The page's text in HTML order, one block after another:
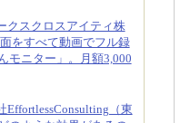
クスクロスアイティ株
をすべて動画でフル録
モニター」。月額3,000
EffortlessConsulting（東